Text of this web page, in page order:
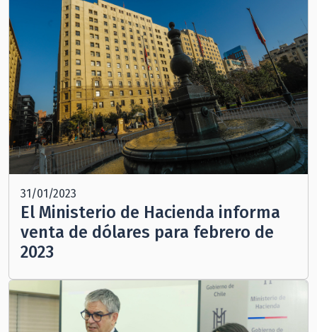
31/01/2023
El Ministerio de Hacienda informa
venta de dólares para febrero de
2023